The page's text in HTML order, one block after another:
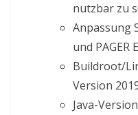
nutzbar zu
Anpassung
und PAGER
Buildroot/
Version
Java-